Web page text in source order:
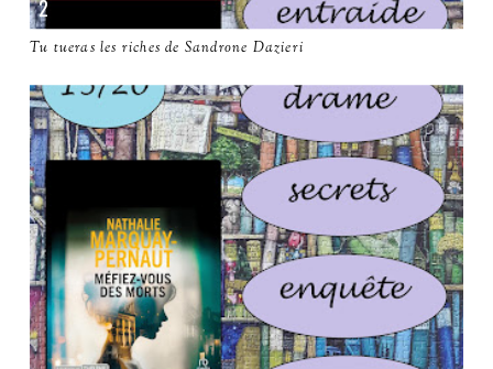
Tu tueras les riches de Sandrone Dazieri